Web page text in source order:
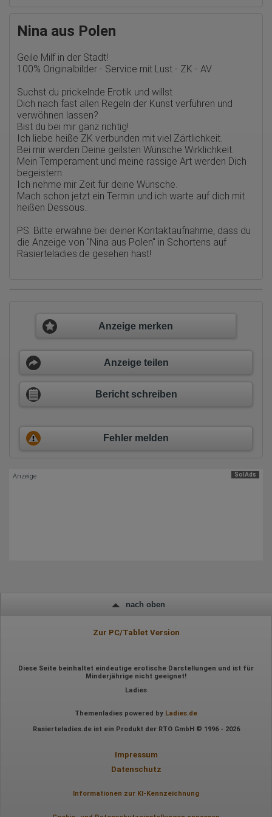
Die erzeugten Informationen über die Benutzung unserer
Webseiten sowie die von dem Browser übermittelte IP-Adresse
verarbeiteten Daten pseudonyme Nutzungsprofile der Nutzer
erstellt werden. Diese Informationen wird Google gegebenenfalls
auch an Dritte übertragen, sofern dies gesetzlich
von Google verarbeiten. Die IP-Adresse der Nutzer wird von
Google innerhalb von Mitgliedstaaten der Europäischen Union
oder in anderen Vertragsstaaten des Abkommens über den
Europäischen Wirtschaftsraum gekürzt, dies bedeutet, dass alle
Daten anonym erhoben werden. Nur in Ausnahmefällen wird die
volle IP-Adresse an einen Server von Google in den USA
übertragen und dort gekürzt. Die von dem Browser des Nutzers
übermittelte IP-Adresse wird nicht mit anderen Daten von Google
zusammengeführt.
Erhobene Informationen zum Besucherverhalten sind folgende:
Herkunft (Land und Stadt)
Betriebssystem
Gerät (PC, Tablet-PC oder Smartphone)
Browser und alle verwendeten Add-ons
Auflösung des Computers
Wohin ging der Besucher? Klickte er auf weitere Seiten des
Portals oder hat er sie komplett verlassen?
Wie lange blieb der Besucher?
Ort der Verarbeitung:
Europäische Union & USA
Hotjar
Wir nutzen Hotjar als Webanalysedient. Es wird verwendet, um
auf unserer Website eingebunden sind, von Ihnen bereitgestellte
Informationen verarbeiten.
Sprachinformationen
Gerätebestriebssystem
Ort der Verarbeitung:
Europäische Union
Nina aus Polen
Geile Milf in der Stadt!
100% Originalbilder - Service mit Lust - ZK - AV
Suchst du prickelnde Erotik und willst
Dich nach fast allen Regeln der Kunst verführen und
verwöhnen lassen?
Bist du bei mir ganz richtig!
Ich liebe heiße ZK verbunden mit viel Zärtlichkeit.
Bei mir werden Deine geilsten Wünsche Wirklichkeit.
Mein Temperament und meine rassige Art werden Dich
begeistern.
Ich nehme mir Zeit für deine Wünsche.
Mach schon jetzt ein Termin und ich warte auf dich mit
heißen Dessous..
PS: Bitte erwähne bei deiner Kontaktaufnahme, dass du
die Anzeige von "Nina aus Polen" in Schortens auf
Rasierteladies.de gesehen hast!
Anzeige merken
Anzeige teilen
Bericht schreiben
Fehler melden
SolAds
Anzeige
nach oben
Zur PC/Tablet Version
Diese Seite beinhaltet eindeutige erotische Darstellungen und ist für
Minderjährige nicht geeignet!
Ladies
Themenladies powered by Ladies.de
Rasierteladies.de ist ein Produkt der RTO GmbH © 1996 - 2026
Impressum
Datenschutz
Informationen zur KI-Kennzeichnung